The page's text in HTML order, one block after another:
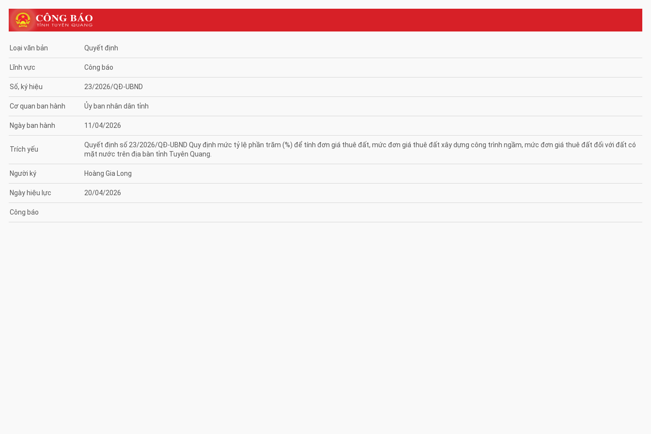
Loại văn bản Quyết định
Lĩnh vực Công báo
Số, ký hiệu 23/2026/QĐ-UBND
Cơ quan ban hành Ủy ban nhân dân tỉnh
Ngày ban hành 11/04/2026
Trích yếu
Quyết định số 23/2026/QĐ-UBND Quy định mức tỷ lệ phần trăm (%) để tính đơn giá thuê đất, mức đơn giá thuê đất xây dựng công trình ngầm, mức đơn giá thuê đất đối với đất có
mặt nước trên địa bàn tỉnh Tuyên Quang.
Người ký Hoàng Gia Long
Ngày hiệu lực 20/04/2026
Công báo